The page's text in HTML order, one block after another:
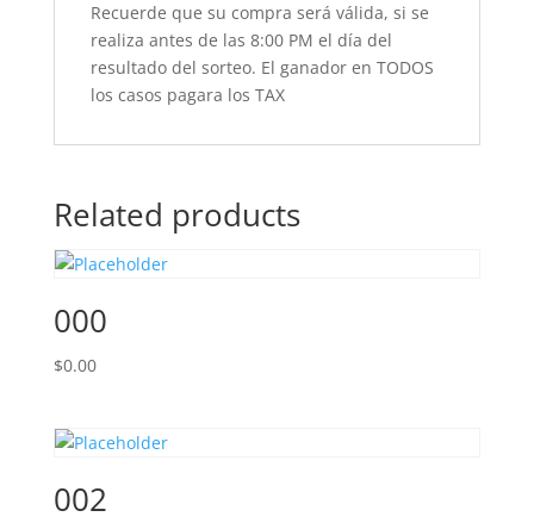
Recuerde que su compra será válida, si se
realiza antes de las 8:00 PM el día del
resultado del sorteo. El ganador en TODOS
los casos pagara los TAX
Related products
000
$0.00
002